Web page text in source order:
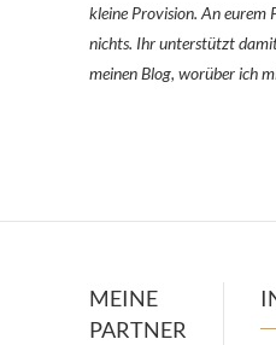
kleine Provision. An eurem
nichts. Ihr unterstützt
meinen Blog, worüber ich
MEINE
PARTNER